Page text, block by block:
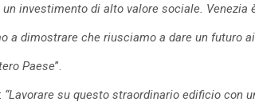
investimento di alto valore sociale. Venezia
a dimostrare che riusciamo a dare un futuro
Paese”.
“Lavorare su questo straordinario edificio con